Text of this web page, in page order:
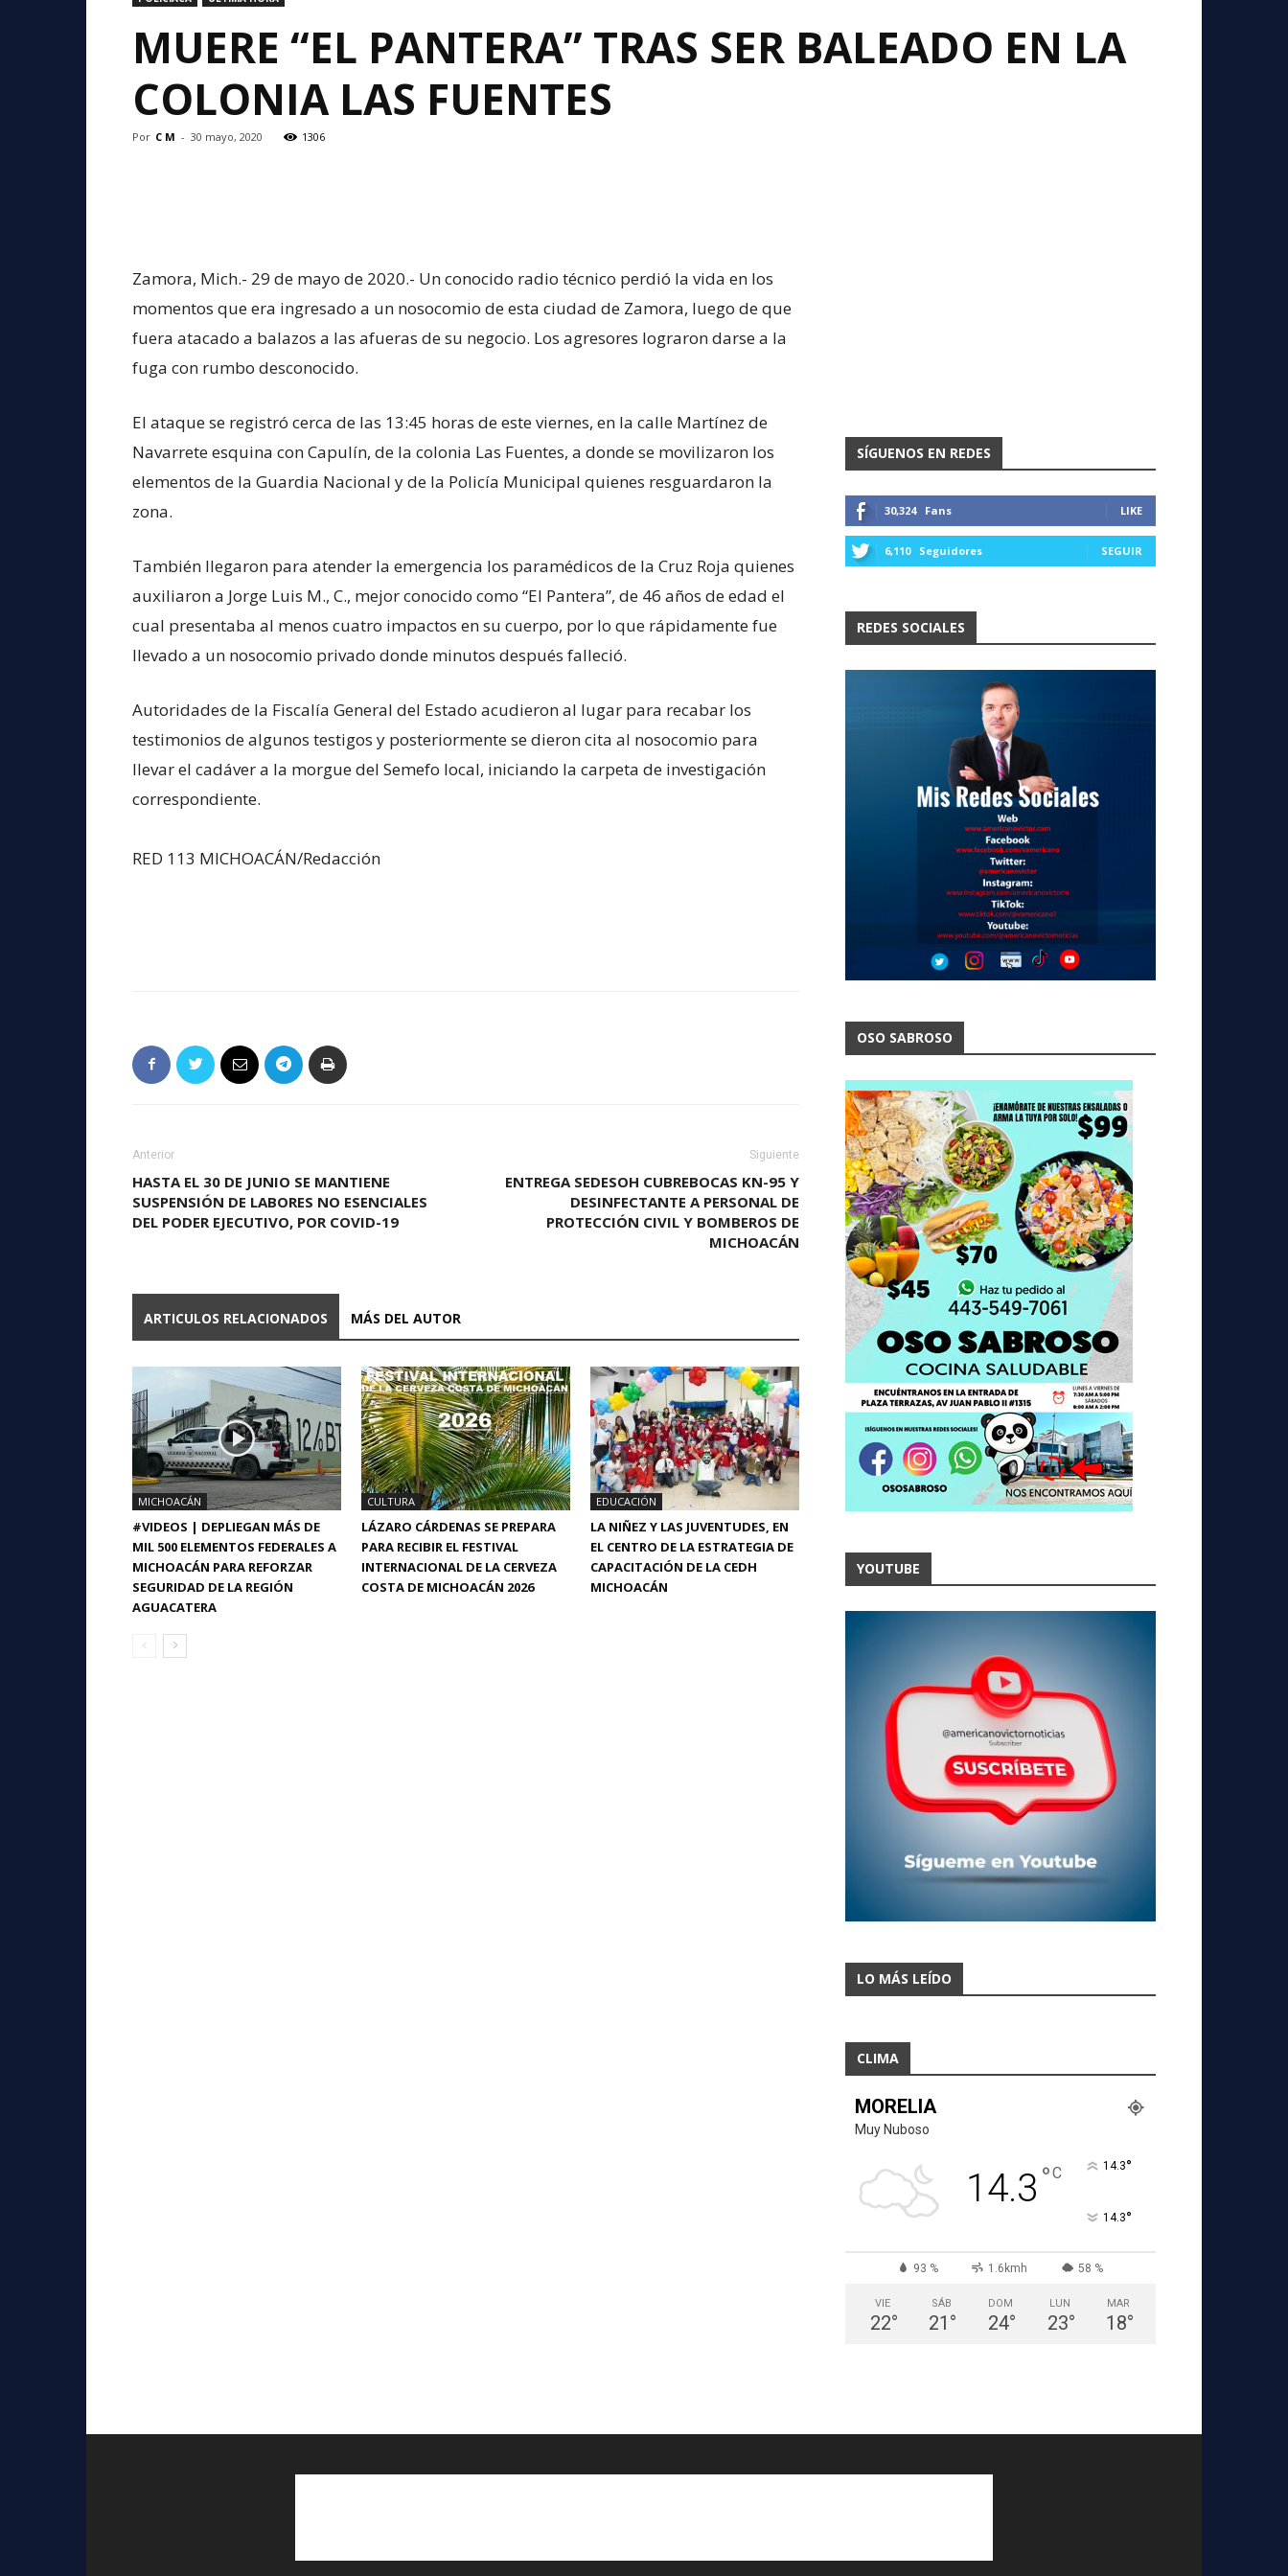
MUERE “EL PANTERA” TRAS SER BALEADO EN LA
COLONIA LAS FUENTES
Por C M - 30 mayo, 2020 1306
Zamora, Mich.- 29 de mayo de 2020.- Un conocido radio técnico perdió la vida en los
momentos que era ingresado a un nosocomio de esta ciudad de Zamora, luego de que
fuera atacado a balazos a las afueras de su negocio. Los agresores lograron darse a la
fuga con rumbo desconocido.
El ataque se registró cerca de las 13:45 horas de este viernes, en la calle Martínez de
Navarrete esquina con Capulín, de la colonia Las Fuentes, a donde se movilizaron los
elementos de la Guardia Nacional y de la Policía Municipal quienes resguardaron la
zona.
También llegaron para atender la emergencia los paramédicos de la Cruz Roja quienes
auxiliaron a Jorge Luis M., C., mejor conocido como “El Pantera”, de 46 años de edad el
cual presentaba al menos cuatro impactos en su cuerpo, por lo que rápidamente fue
llevado a un nosocomio privado donde minutos después falleció.
Autoridades de la Fiscalía General del Estado acudieron al lugar para recabar los
testimonios de algunos testigos y posteriormente se dieron cita al nosocomio para
llevar el cadáver a la morgue del Semefo local, iniciando la carpeta de investigación
correspondiente.
RED 113 MICHOACÁN/Redacción
Anterior
HASTA EL 30 DE JUNIO SE MANTIENE
SUSPENSIÓN DE LABORES NO ESENCIALES
DEL PODER EJECUTIVO, POR COVID-19
Siguiente
ENTREGA SEDESOH CUBREBOCAS KN-95 Y
DESINFECTANTE A PERSONAL DE
PROTECCIÓN CIVIL Y BOMBEROS DE
MICHOACÁN
ARTICULOS RELACIONADOS MÁS DEL AUTOR
MICHOACÁN
#VIDEOS | DEPLIEGAN MÁS DE
MIL 500 ELEMENTOS FEDERALES A
MICHOACÁN PARA REFORZAR
SEGURIDAD DE LA REGIÓN
AGUACATERA
CULTURA
LÁZARO CÁRDENAS SE PREPARA
PARA RECIBIR EL FESTIVAL
INTERNACIONAL DE LA CERVEZA
COSTA DE MICHOACÁN 2026
EDUCACIÓN
LA NIÑEZ Y LAS JUVENTUDES, EN
EL CENTRO DE LA ESTRATEGIA DE
CAPACITACIÓN DE LA CEDH
MICHOACÁN
SÍGUENOS EN REDES
30,324 Fans LIKE
6,110 Seguidores SEGUIR
REDES SOCIALES
OSO SABROSO
YOUTUBE
LO MÁS LEÍDO
CLIMA
MORELIA
Muy Nuboso
14.3 °C 14.3°
14.3°
93 % 1.6kmh 58 %
VIE
22°
SÁB
21 °
DOM
24°
LUN
23°
MAR
18°